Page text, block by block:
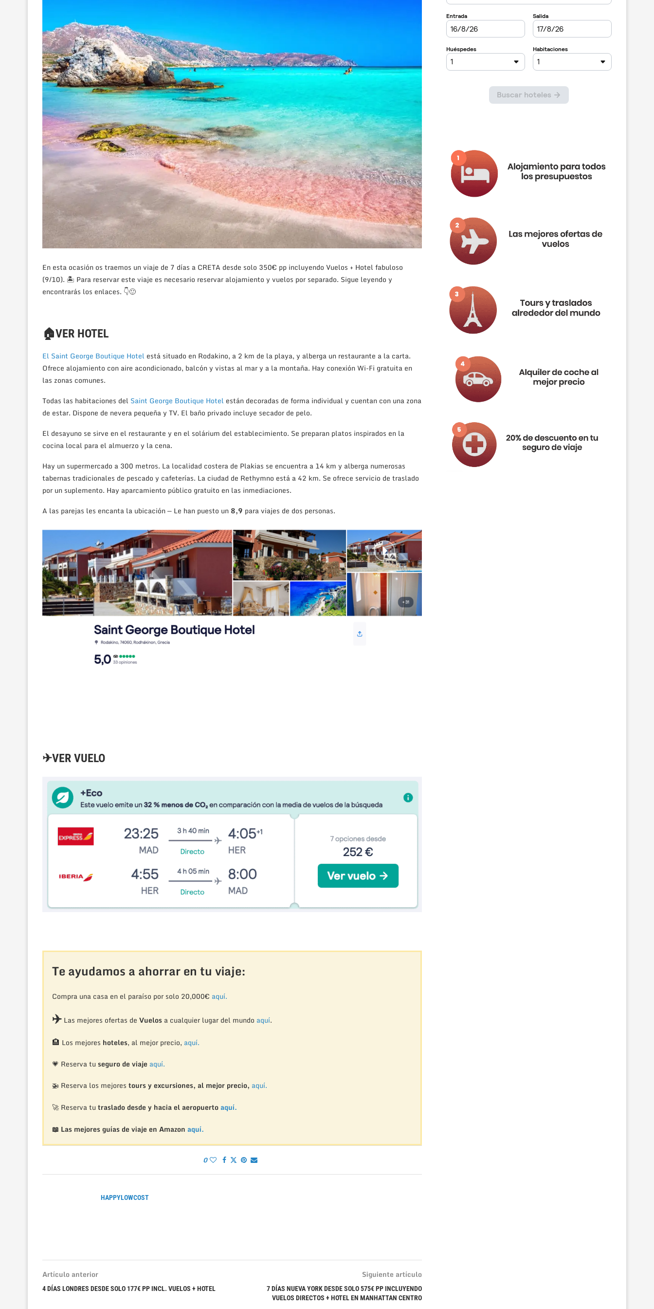
En esta ocasión os traemos un viaje de 7 días a CRETA desde solo 350€ pp incluyendo Vuelos + Hotel fabuloso
(9/10). 🏝 Para reservar este viaje es necesario reservar alojamiento y vuelos por separado. Sigue leyendo y
encontrarás los enlaces. 👇🙂
🏠VER HOTEL
El Saint George Boutique Hotel está situado en Rodakino, a 2 km de la playa, y alberga un restaurante a la carta.
Ofrece alojamiento con aire acondicionado, balcón y vistas al mar y a la montaña. Hay conexión Wi-Fi gratuita en
las zonas comunes.
Todas las habitaciones del Saint George Boutique Hotel están decoradas de forma individual y cuentan con una zona
de estar. Dispone de nevera pequeña y TV. El baño privado incluye secador de pelo.
El desayuno se sirve en el restaurante y en el solárium del establecimiento. Se preparan platos inspirados en la
cocina local para el almuerzo y la cena.
Hay un supermercado a 300 metros. La localidad costera de Plakias se encuentra a 14 km y alberga numerosas
tabernas tradicionales de pescado y cafeterías. La ciudad de Rethymno está a 42 km. Se ofrece servicio de traslado
por un suplemento. Hay aparcamiento público gratuito en las inmediaciones.
A las parejas les encanta la ubicación — Le han puesto un 8,9 para viajes de dos personas.
✈VER VUELO
Te ayudamos a ahorrar en tu viaje:
Compra una casa en el paraíso por solo 20,000€ aquí.
✈️Las mejores ofertas de Vuelosa cualquier lugar del mundo aquí.
🏨 Los mejores hoteles, al mejor precio, aquí.
💗 Reserva tu seguro de viaje aquí.
🚁 Reserva los mejores tours y excursiones, al mejor precio, aquí.
🚀 Reserva tu traslado desde y hacia el aeropuertoaquí.
📖 Las mejores guías de viaje en Amazon aquí.
0
HAPPYLOWCOST
Artículo anterior
4 DÍAS LONDRES DESDE SOLO 177€ PP INCL. VUELOS + HOTEL
Siguiente artículo
7 DÍAS NUEVA YORK DESDE SOLO 575€ PP INCLUYENDO
VUELOS DIRECTOS + HOTEL EN MANHATTAN CENTRO